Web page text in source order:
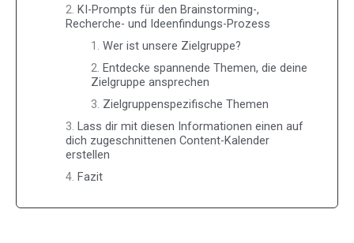
KI-Prompts für den Brainstorming-,
Recherche- und Ideenfindungs-Prozess
Wer ist unsere Zielgruppe?
Entdecke spannende Themen, die deine
Zielgruppe ansprechen
Zielgruppenspezifische Themen
Lass dir mit diesen Informationen einen auf
dich zugeschnittenen Content-Kalender
erstellen
Fazit